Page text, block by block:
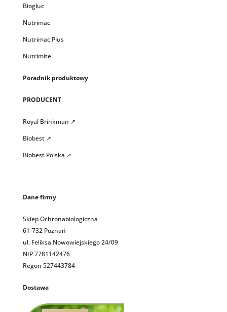
Biogluc
Nutrimac
Nutrimac Plus
Nutrimite
Poradnik produktowy
PRODUCENT
Royal Brinkman ↗
Biobest ↗
Biobest Polska ↗
Dane firmy
Sklep Ochronabiologiczna
61-732 Poznań
ul. Feliksa Nowowiejskiego 24/09
NIP 7781142476
Regon 527443784
Dostawa